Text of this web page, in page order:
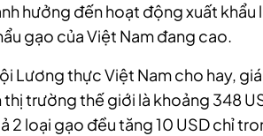
hưởng đến hoạt động xuất khẩu
gạo của Việt Nam đang cao.
Lương thực Việt Nam cho hay,
thị trường thế giới là khoảng 348
2 loại gạo đều tăng 10 USD chỉ